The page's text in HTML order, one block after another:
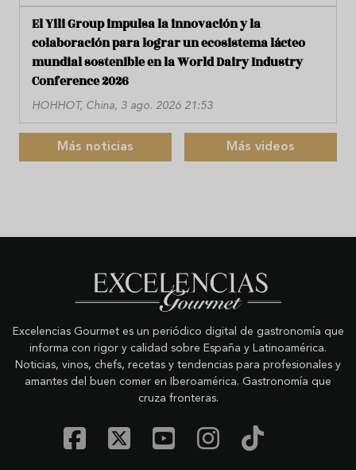
El Yili Group impulsa la innovación y la
colaboración para lograr un ecosistema lácteo
mundial sostenible en la World Dairy Industry
Conference 2026
HOHHOT, China, 3 ago. 2026 21:53
Más noticias Más videos
Excelencias Gourmet es un periódico digital de gastronomía que
informa con rigor y calidad sobre España y Latinoamérica.
Noticias, vinos, chefs, recetas y tendencias para profesionales y
amantes del buen comer en Iberoamérica. Gastronomía que
cruza fronteras.